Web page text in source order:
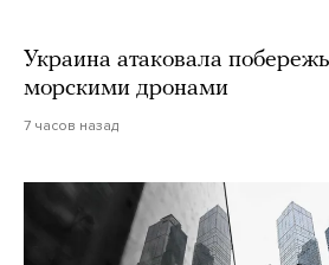
Украина атаковала
морскими дронами
7 часов назад